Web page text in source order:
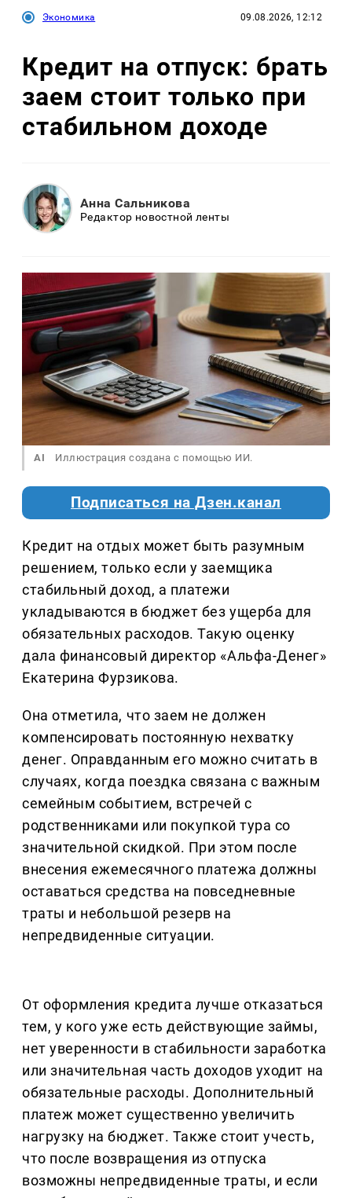
Экономика 09.08.2026, 12:12
Кредит на отпуск: брать
заем стоит только при
стабильном доходе
Анна Сальникова
Редактор новостной ленты
AI Иллюстрация создана с помощью ИИ.
Подписаться на Дзен.канал
Кредит на отдых может быть разумным
решением, только если у заемщика
стабильный доход, а платежи
укладываются в бюджет без ущерба для
обязательных расходов. Такую оценку
дала финансовый директор «Альфа-Денег»
Екатерина Фурзикова.
Она отметила, что заем не должен
компенсировать постоянную нехватку
денег. Оправданным его можно считать в
случаях, когда поездка связана с важным
семейным событием, встречей с
родственниками или покупкой тура со
значительной скидкой. При этом после
внесения ежемесячного платежа должны
оставаться средства на повседневные
траты и небольшой резерв на
непредвиденные ситуации.
От оформления кредита лучше отказаться
тем, у кого уже есть действующие займы,
нет уверенности в стабильности заработка
или значительная часть доходов уходит на
обязательные расходы. Дополнительный
платеж может существенно увеличить
нагрузку на бюджет. Также стоит учесть,
что после возвращения из отпуска
возможны непредвиденные траты, и если